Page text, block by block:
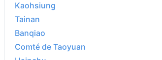
Kaohsiung
Tainan
Banqiao
Comté de Taoyuan